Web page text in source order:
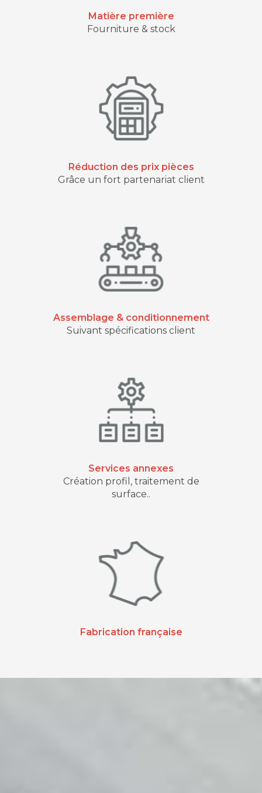
Matière première
Fourniture & stock
Réduction des prix pièces
Grâce un fort partenariat client
Assemblage & conditionnement
Suivant spécifications client
Services annexes
Création profil, traitement de
surface..
Fabrication française